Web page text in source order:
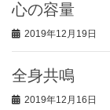
心の容量
2019年12月19日
全身共鳴
2019年12月16日